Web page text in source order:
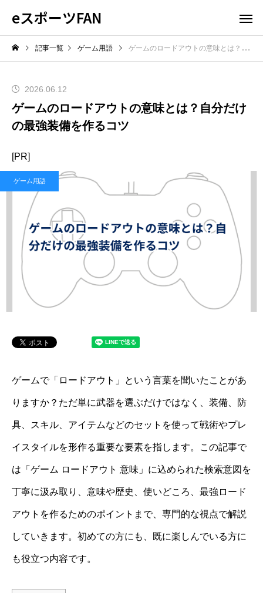
eスポーツFAN
記事一覧 ゲーム用語 ゲームのロードアウトの意味とは？自分だけの最強装備を作るコツ
2026.06.12
ゲームのロードアウトの意味とは？自分だけ
の最強装備を作るコツ
[PR]
ゲーム用語
ゲームで「ロードアウト」という言葉を聞いたことがあ
りますか？ただ単に武器を選ぶだけではなく、装備、防
具、スキル、アイテムなどのセットを使って戦術やプレ
イスタイルを形作る重要な要素を指します。この記事で
は「ゲーム ロードアウト 意味」に込められた検索意図を
丁寧に汲み取り、意味や歴史、使いどころ、最強ロード
アウトを作るためのポイントまで、専門的な視点で解説
していきます。初めての方にも、既に楽しんでいる方に
も役立つ内容です。